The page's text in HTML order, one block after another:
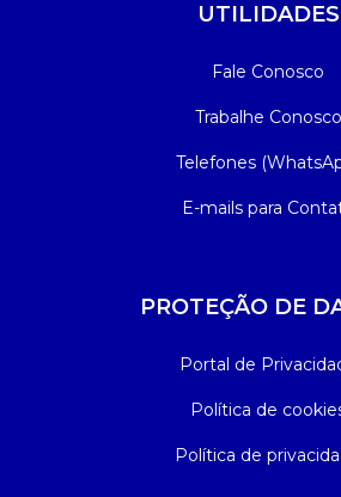
UTILIDADES
Fale Conosco
Trabalhe Conosco
Telefones
E-mails para
PROTEÇÃO DE
Portal de
Política de
Política de